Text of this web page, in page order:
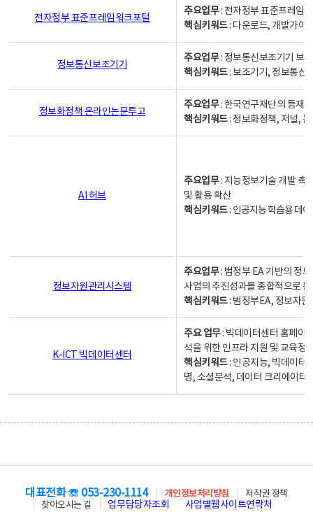
전자정부 표준프레임워크포털
주요업무: 전자정부 표준프레임
핵심키워드: 다운로드, 개발가이
정보통신보조기기
주요업무: 정보통신보조기기 보
핵심키워드: 보조기기, 정보통신
정보화정책 온라인논문투고
주요업무: 한국연구재단의 등재
핵심키워드: 정보화정책, 저널,
AI 허브
주요업무: 지능정보기술 개발 촉
및 활용 확산
핵심키워드: 인공지능 학습용 데
정보자원관리시스템
주요업무: 범정부 EA 기반의 정
사업의 추진성과를 종합적으로
핵심키워드: 범정부EA, 정보자
K-ICT 빅데이터센터
주요 업무: 빅데이터센터 홈페이
석을 위한 인프라 지원 및 교육정
핵심키워드: 인공지능, 빅데이터,
명, 소셜분석, 데이터 크리에이터
대표전화 ☏ 053-230-1114 개인정보처리방침
저작권 정책
찾아오시는 길
업무담당자조회 사업별웹사이트연락처